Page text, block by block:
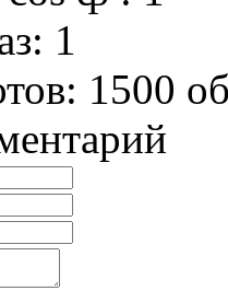
: 1
: 1500